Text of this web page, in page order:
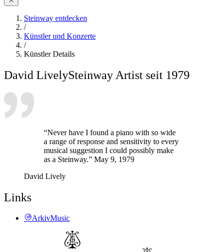
Steinway entdecken
/
Künstler und Konzerte
/
Künstler Details
David LivelySteinway Artist seit 1979
“Never have I found a piano with so wide
a range of response and sensitivity to every
musical suggestion I could possibly make
as a Steinway.” May 9, 1979
David Lively
Links
ArkivMusic